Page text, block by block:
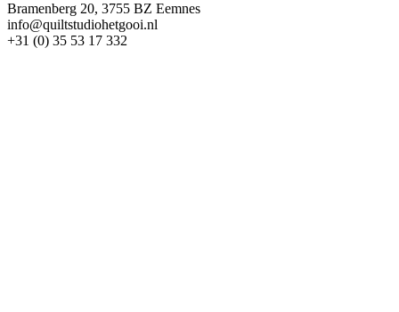
Bramenberg 20, 3755 BZ Eemnes
info@quiltstudiohetgooi.nl
+31 (0) 35 53 17 332